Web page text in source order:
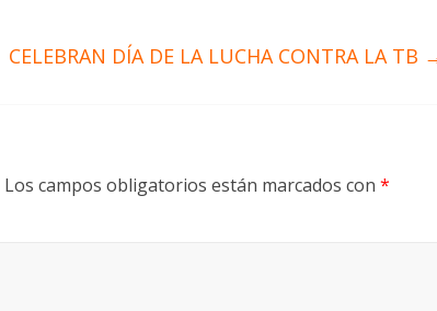
CELEBRAN DÍA DE LA LUCHA CONTRA LA TB
Los campos obligatorios están marcados con *